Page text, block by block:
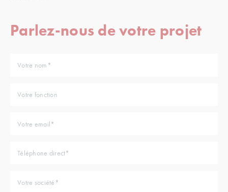
Parlez-nous de votre projet